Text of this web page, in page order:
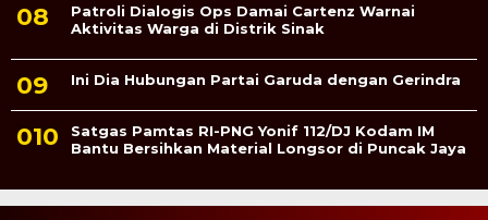
Patroli Dialogis Ops Damai Cartenz Warnai
Aktivitas Warga di Distrik Sinak
Ini Dia Hubungan Partai Garuda dengan Gerindra
Satgas Pamtas RI-PNG Yonif 112/DJ Kodam IM
Bantu Bersihkan Material Longsor di Puncak Jaya